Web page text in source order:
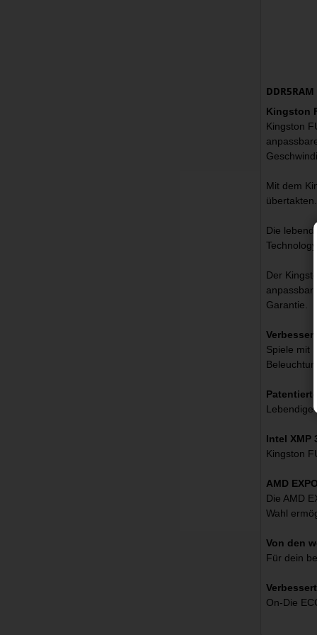
Kingston
Kingston
Mit dem
Die
Der
Garantie.
Spiele mit
Lebendige
Intel XMP
Kingston
AMD
Die AMD
Wahl
Von den
Für dein
On-Die